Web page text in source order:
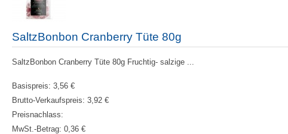
SaltzBonbon Cranberry Tüte 80g
SaltzBonbon Cranberry Tüte 80g Fruchtig- salzige ...
Basispreis: 3,56 €
Brutto-Verkaufspreis: 3,92 €
Preisnachlass:
MwSt.-Betrag: 0,36 €